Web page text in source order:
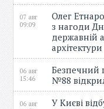
07 авг
09:09
Олег
з нагоди
державній
архітектури
06 авг
15:46
Безпечний
№88
06 авг
У Києві